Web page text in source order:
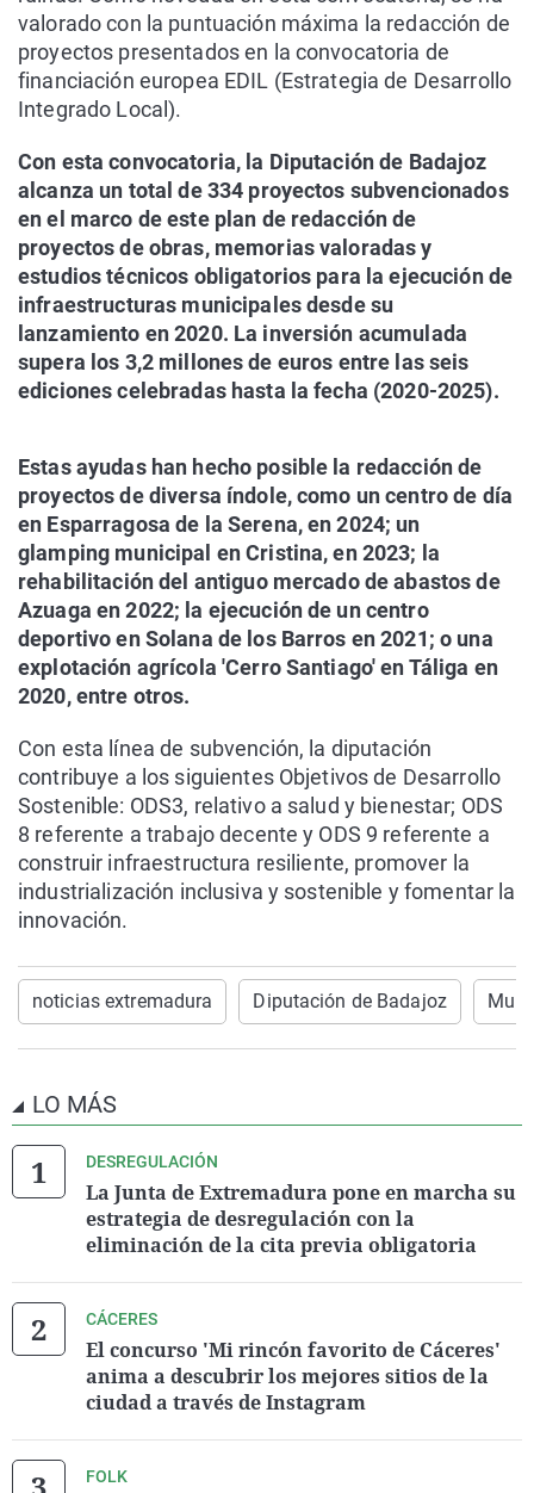
valorado con la puntuación máxima la redacción de
proyectos presentados en la convocatoria de
financiación europea EDIL (Estrategia de Desarrollo
Integrado Local).
Con esta convocatoria, la Diputación de Badajoz
alcanza un total de 334 proyectos subvencionados
en el marco de este plan de redacción de
proyectos de obras, memorias valoradas y
estudios técnicos obligatorios para la ejecución de
infraestructuras municipales desde su
lanzamiento en 2020. La inversión acumulada
supera los 3,2 millones de euros entre las seis
ediciones celebradas hasta la fecha (2020-2025).
Estas ayudas han hecho posible la redacción de
proyectos de diversa índole, como un centro de día
en Esparragosa de la Serena, en 2024; un
glamping municipal en Cristina, en 2023; la
rehabilitación del antiguo mercado de abastos de
Azuaga en 2022; la ejecución de un centro
deportivo en Solana de los Barros en 2021; o una
explotación agrícola 'Cerro Santiago' en Táliga en
2020, entre otros.
Con esta línea de subvención, la diputación
contribuye a los siguientes Objetivos de Desarrollo
Sostenible: ODS3, relativo a salud y bienestar; ODS
8 referente a trabajo decente y ODS 9 referente a
construir infraestructura resiliente, promover la
industrialización inclusiva y sostenible y fomentar la
innovación.
noticias extremadura Diputación de Badajoz
LO MÁS
DESREGULACIÓN
La Junta de Extremadura pone en marcha su
estrategia de desregulación con la
eliminación de la cita previa obligatoria
CÁCERES
El concurso 'Mi rincón favorito de Cáceres'
anima a descubrir los mejores sitios de la
ciudad a través de Instagram
FOLK